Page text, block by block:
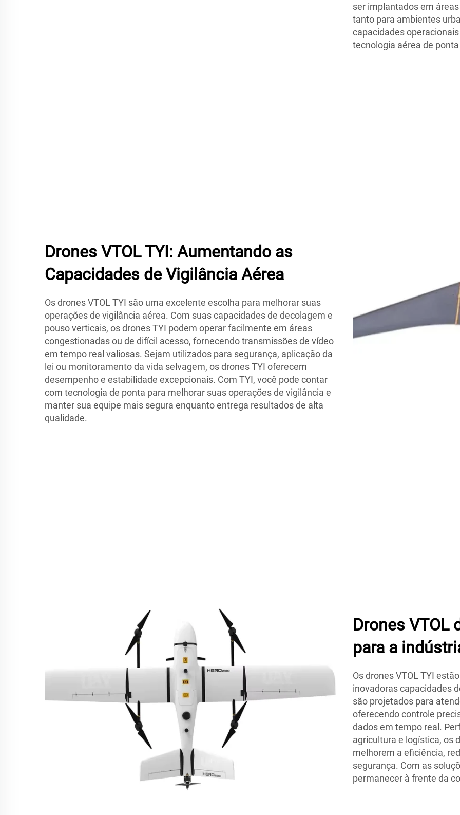
ser implantados em
tanto para ambientes
capacidades
tecnologia aérea de
Drones VTOL TYI: Aumentando as
Capacidades de Vigilância Aérea
Os drones VTOL TYI são uma excelente escolha para melhorar suas
operações de vigilância aérea. Com suas capacidades de decolagem e
pouso verticais, os drones TYI podem operar facilmente em áreas
congestionadas ou de difícil acesso, fornecendo transmissões de vídeo
em tempo real valiosas. Sejam utilizados para segurança, aplicação da
lei ou monitoramento da vida selvagem, os drones TYI oferecem
desempenho e estabilidade excepcionais. Com TYI, você pode contar
com tecnologia de ponta para melhorar suas operações de vigilância e
manter sua equipe mais segura enquanto entrega resultados de alta
qualidade.
Drones VTOL
para a
Os drones VTOL TYI
inovadoras capacidades
são projetados para
oferecendo controle
dados em tempo real.
agricultura e logística, os
melhorem a eficiência,
segurança. Com as
permanecer à frente da